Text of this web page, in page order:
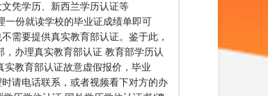
凭学历、新西兰学历认证等
份就读学校的毕业证成绩单即可
需要提供真实教育部认证。鉴于此，
办理真实教育部认证 教育部学历认
教育部认证故意虚假报价，毕业
请电话联系，或者视频看下对方的办